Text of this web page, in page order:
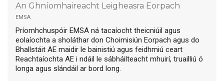
An Ghníomhaireacht Leigheasra Eorpach
emsa
Príomhchuspóir EMSA ná tacaíocht theicniúil agus
eolaíochta a sholáthar don Choimisiún Eorpach agus do
Bhallstáit AE maidir le bainistiú agus feidhmiú ceart
Reachtaíochta AE i ndáil le sábháilteacht mhuirí, truailliú ó
longa agus slándáil ar bord long.